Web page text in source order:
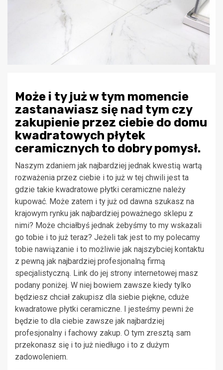
Może i ty już w tym momencie
zastanawiasz się nad tym czy
zakupienie przez ciebie do domu
kwadratowych płytek
ceramicznych to dobry pomysł.
Naszym zdaniem jak najbardziej jednak kwestią wartą
rozważenia przez ciebie i to już w tej chwili jest ta
gdzie takie kwadratowe płytki ceramiczne należy
kupować. Może zatem i ty już od dawna szukasz na
krajowym rynku jak najbardziej poważnego sklepu z
nimi? Może chciałbyś jednak żebyśmy to my wskazali
go tobie i to już teraz? Jeżeli tak jest to my polecamy
tobie nawiązanie i to możliwie jak najszybciej kontaktu
z pewną jak najbardziej profesjonalną firmą
specjalistyczną. Link do jej strony internetowej masz
podany poniżej. W niej bowiem zawsze kiedy tylko
będziesz chciał zakupisz dla siebie piękne, cduże
kwadratowe płytki ceramiczne. I jesteśmy pewni że
będzie to dla ciebie zawsze jak najbardziej
profesjonalny i fachowy zakup. O tym zresztą sam
przekonasz się i to już niedługo i to z dużym
zadowoleniem.